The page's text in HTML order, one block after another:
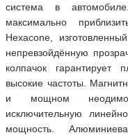
система в
максимально
Hexacone,
непревзойдённую
колпачок
высокие частоты.
и мощном
исключительную
мощность.